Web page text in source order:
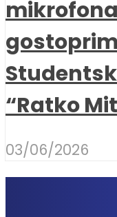
“Ratko
03/06/2026